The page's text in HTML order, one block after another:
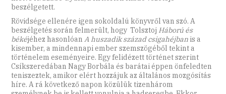
beszélgetett.
Rövidsége ellenére igen sokoldalú könyvről van szó. A
beszélgetés során felmerült, hogy Tolsztoj Háború és
békéjéhez hasonlóanA huszadik század csigahéjban is a
kisember, a mindennapi ember szemszögéből tekint a
történelem eseményeire. Egy felidézett történet szerint
Csíkszeredában Nagy Borbála és barátai éppen önfeledten
teniszeztek, amikor elért hozzájuk az általános mozgósítás
híre. A rá következő napon közülük tizenhárom